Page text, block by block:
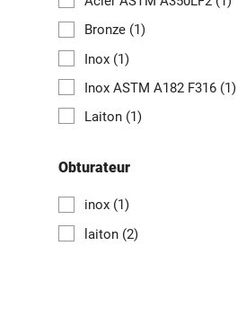
Bronze (1)
Inox (1)
Inox ASTM A182 F316 (1)
Laiton (1)
Obturateur
inox (1)
laiton (2)